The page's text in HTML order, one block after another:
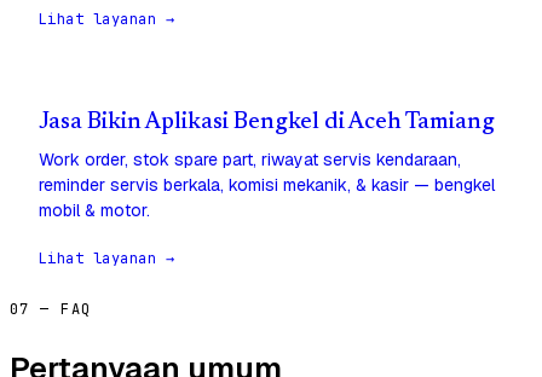
Lihat layanan →
Jasa Bikin Aplikasi Bengkel di Aceh Tamiang
Work order, stok spare part, riwayat servis kendaraan,
reminder servis berkala, komisi mekanik, & kasir — bengkel
mobil & motor.
Lihat layanan →
07 — FAQ